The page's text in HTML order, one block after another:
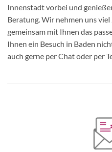
Innenstadt vorbei und
Beratung. Wir nehmen uns
gemeinsam mit Ihnen das
Ihnen ein Besuch in Baden
auch gerne per Chat oder per